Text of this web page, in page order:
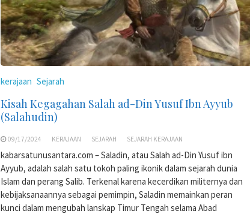
kerajaan Sejarah
Kisah Kegagahan Salah ad-Din Yusuf Ibn Ayyub
(Salahudin)
09/17/2024 KERAJAAN SEJARAH SEJARAH KERAJAAN
kabarsatunusantara.com – Saladin, atau Salah ad-Din Yusuf ibn
Ayyub, adalah salah satu tokoh paling ikonik dalam sejarah dunia
Islam dan perang Salib. Terkenal karena kecerdikan militernya dan
kebijaksanaannya sebagai pemimpin, Saladin memainkan peran
kunci dalam mengubah lanskap Timur Tengah selama Abad